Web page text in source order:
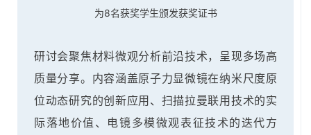
为8名获奖学生颁发获奖证书
研讨会聚焦材料微观分析前沿技术，呈现多场高
质量分享。内容涵盖原子力显微镜在纳米尺度原
位动态研究的创新应用、扫描拉曼联用技术的实
际落地价值、电镜多模微观表征技术的迭代方